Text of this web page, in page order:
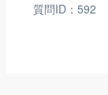
質問ID：592